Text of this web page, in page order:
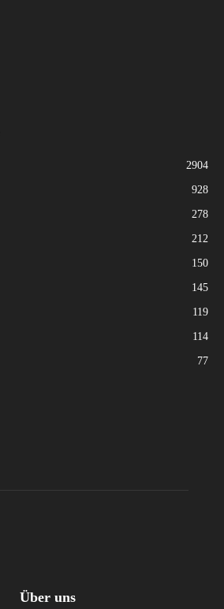
2904
928
278
212
150
145
119
114
77
Über uns